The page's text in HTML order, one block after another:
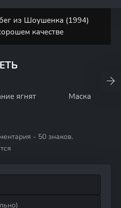
из Шоушенка (1994)
качестве
ягнят Маска
- 50 знаков.